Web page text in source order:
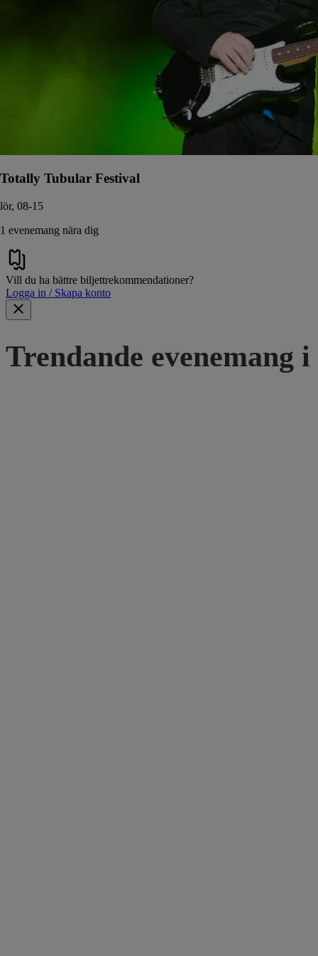
Totally Tubular Festival
lör, 08-15
1 evenemang nära dig
Vill du ha bättre biljettrekommendationer?
Logga in / Skapa konto
Trendande evenemang